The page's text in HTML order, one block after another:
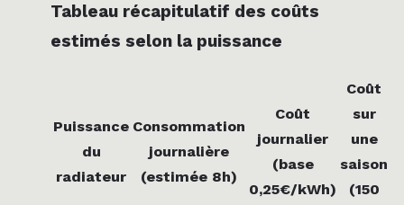
Tableau récapitulatif des coûts
estimés selon la puissance
Puissance
du
radiateur
Consommation
journalière
(estimée 8h)
Coût
journalier
(base
0,25€/kWh)
Coût
sur
une
saison
(150